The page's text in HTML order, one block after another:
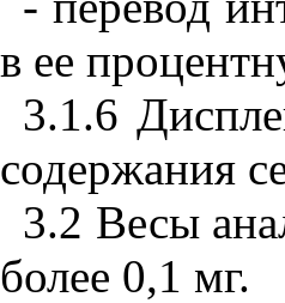
в ее
3.1.6
содержания
3.2 Весы
более 0,1 мг.